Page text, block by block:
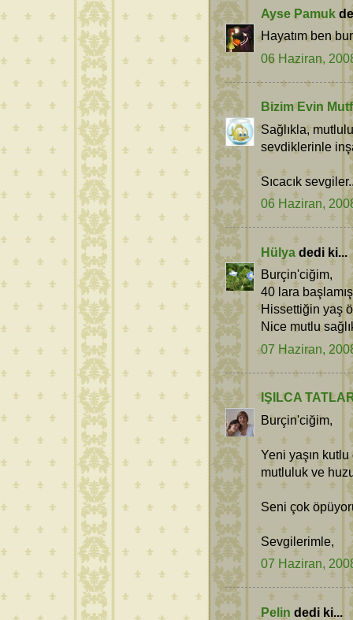
Ayse Pamuk
Hayatım ben
06 Haziran,
Bizim Evin
Sağlıkla,
sevdiklerinle
Sıcacık
06 Haziran,
Hülya dedi ki...
Burçin'ciğim,
40 lara
Hissettiğin yaş
Nice mutlu
07 Haziran,
IŞILCA
Burçin'ciğim,
Yeni yaşın
mutluluk ve
Seni çok
Sevgilerimle,
07 Haziran,
Pelin dedi ki...